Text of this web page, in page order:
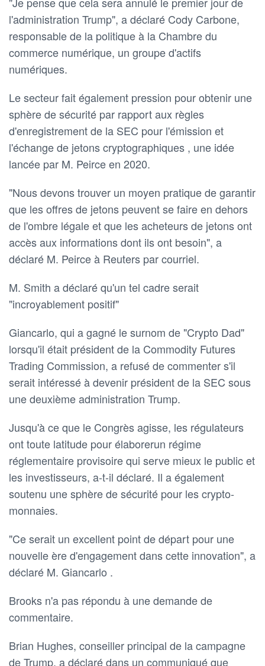
l'administration Trump", a déclaré Cody Carbone,
responsable de la politique à la Chambre du
commerce numérique, un groupe d'actifs
numériques.
Le secteur fait également pression pour obtenir une
sphère de sécurité par rapport aux règles
d'enregistrement de la SEC pour l'émission et
l'échange de jetons cryptographiques , une idée
lancée par M. Peirce en 2020.
"Nous devons trouver un moyen pratique de garantir
que les offres de jetons peuvent se faire en dehors
de l'ombre légale et que les acheteurs de jetons ont
accès aux informations dont ils ont besoin", a
déclaré M. Peirce à Reuters par courriel.
M. Smith a déclaré qu'un tel cadre serait
"incroyablement positif"
Giancarlo, qui a gagné le surnom de "Crypto Dad"
lorsqu'il était président de la Commodity Futures
Trading Commission, a refusé de commenter s'il
serait intéressé à devenir président de la SEC sous
une deuxième administration Trump.
Jusqu'à ce que le Congrès agisse, les régulateurs
ont toute latitude pour élaborerun régime
réglementaire provisoire qui serve mieux le public et
les investisseurs, a-t-il déclaré. Il a également
soutenu une sphère de sécurité pour les crypto-
monnaies.
"Ce serait un excellent point de départ pour une
nouvelle ère d'engagement dans cette innovation", a
déclaré M. Giancarlo .
Brooks n'a pas répondu à une demande de
commentaire.
Brian Hughes, conseiller principal de la campagne
de Trump, a déclaré dans un communiqué que